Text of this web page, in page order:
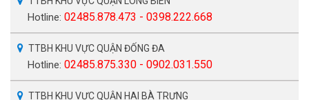
Hotline: 02485.878.473 - 0398.222.668
TTBH KHU VỰC QUẬN ĐỐNG ĐA
Hotline: 02485.875.330 - 0902.031.550
TTBH KHU VỰC QUẬN HAI BÀ TRƯNG